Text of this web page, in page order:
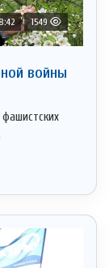
1549
войны